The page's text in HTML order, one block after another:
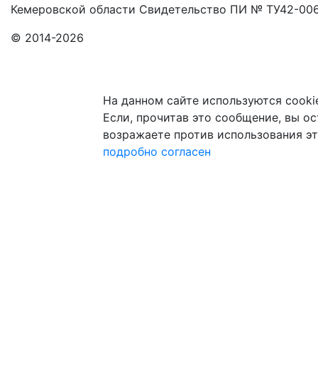
Кемеровской области Свидетельство ПИ № ТУ42-
© 2014-2026
На данном сайте используются
Если, прочитав это сообщение, вы
возражаете против использования
подробно согласен